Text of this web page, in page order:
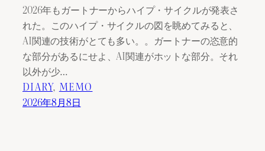
2026年もガートナーからハイプ・サイクルが発表さ
れた。このハイプ・サイクルの図を眺めてみると、
AI関連の技術がとても多い。。ガートナーの恣意的
な部分があるにせよ、AI関連がホットな部分。それ
以外が少…
DIARY, MEMO
2026年8月8日